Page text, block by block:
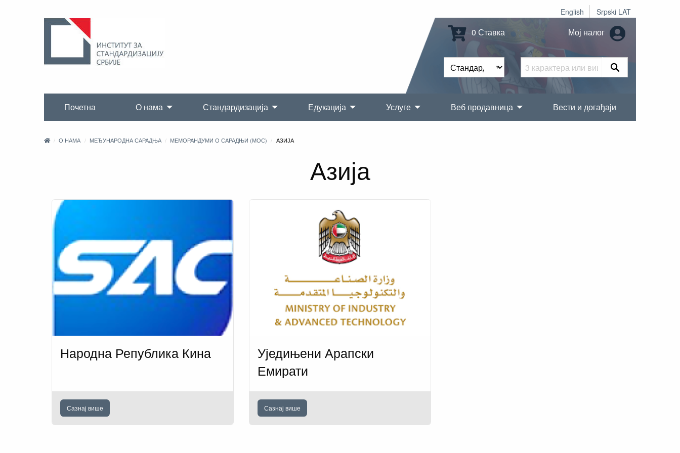
English Srpski LAT
0 Ставка Мој налог
Почетна О нама Стандардизација Едукација Услуге Веб продавница Вести и догађаји
О НАМА МЕЂУНАРОДНА САРАДЊА МЕМОРАНДУМИ О САРАДЊИ (МОС) АЗИЈА
Азија
Народна Република Кина
Сазнај више
Уједињени Арапски
Емирати
Сазнај више